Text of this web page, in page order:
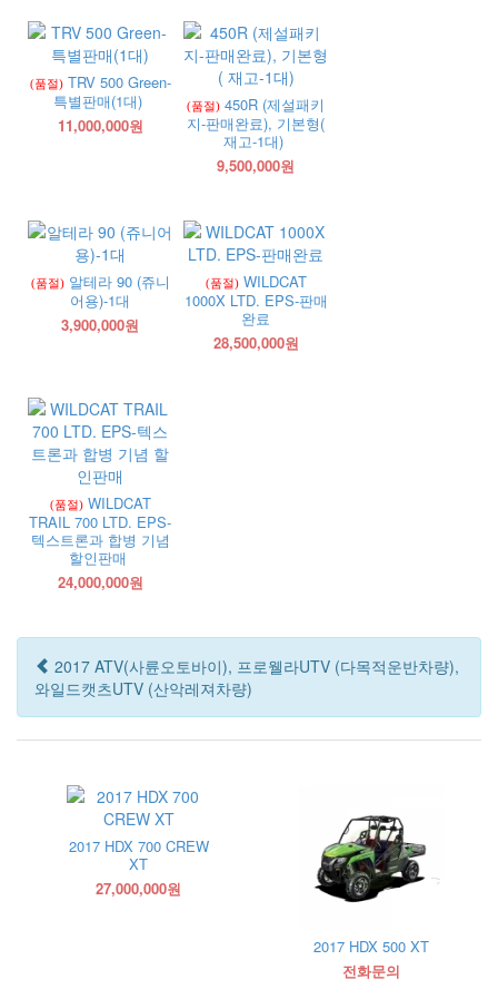
(품절) TRV 500 Green-
특별판매(1대)
11,000,000원
(품절) 450R (제설패키
지-판매완료), 기본형(
재고-1대)
9,500,000원
(품절) 알테라 90 (쥬니
어용)-1대
3,900,000원
(품절) WILDCAT
1000X LTD. EPS-판매
완료
28,500,000원
(품절) WILDCAT
TRAIL 700 LTD. EPS-
텍스트론과 합병 기념
할인판매
24,000,000원
2017 ATV(사륜오토바이), 프로웰라UTV (다목적운반차량),
와일드캣츠UTV (산악레져차량)
2017 HDX 700 CREW
XT
27,000,000원
2017 HDX 500 XT
전화문의